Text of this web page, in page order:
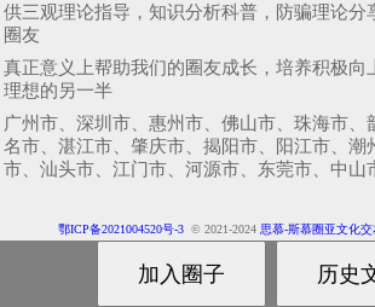
供三观理论指导，知识分析科普，防骗理论分
圈友
真正意义上帮助我们的圈友成长，培养积极向
理想的另一半
广州市、深圳市、惠州市、佛山市、珠海市、
名市、湛江市、肇庆市、揭阳市、阳江市、潮
市、汕头市、江门市、河源市、东莞市、中山
鄂ICP备2021004520号-3© 2021-2024 思慕-斯慕圈亚文化